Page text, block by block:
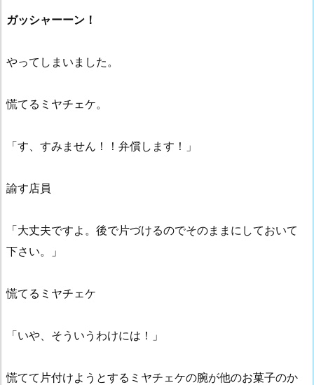
ガッシャーーン！
やってしまいました。
慌てるミヤチェケ。
「す、すみません！！弁償します！」
諭す店員
「大丈夫ですよ。後で片づけるのでそのままにしておいて
下さい。」
慌てるミヤチェケ
「いや、そういうわけには！」
慌てて片付けようとするミヤチェケの腕が他のお菓子のか